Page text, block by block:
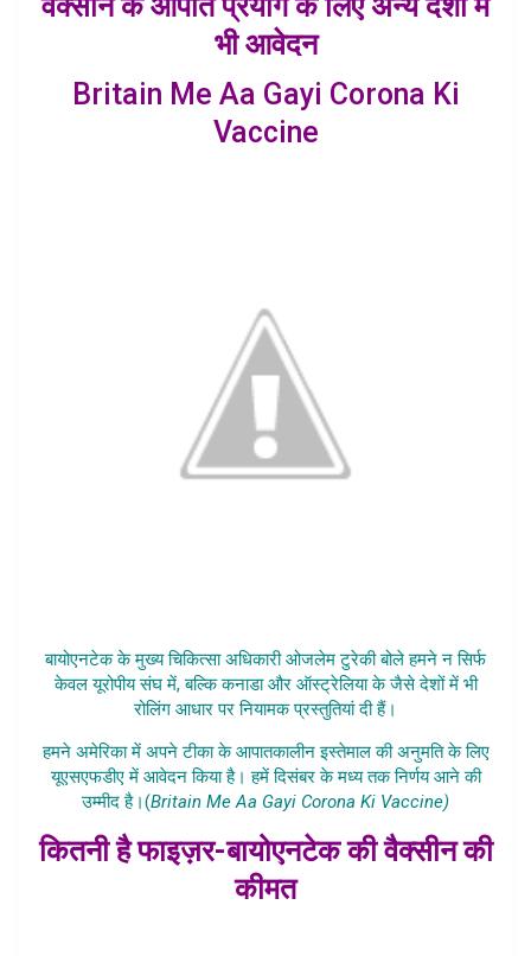
भी आवेदन
Britain Me Aa Gayi Corona Ki
Vaccine
बायोएनटेक के मुख्य चिकित्सा अधिकारी ओजलेम टुरेकी बोले हमने न सिर्फ
केवल यूरोपीय संघ में, बल्कि कनाडा और ऑस्ट्रेलिया के जैसे देशों में भी
रोलिंग आधार पर नियामक प्रस्तुतियां दी हैं।
हमने अमेरिका में अपने टीका के आपातकालीन इस्तेमाल की अनुमति के लिए
यूएसएफडीए में आवेदन किया है। हमें दिसंबर के मध्य तक निर्णय आने की
उम्मीद है।(Britain Me Aa Gayi Corona Ki Vaccine)
कितनी है फाइज़र-बायोएनटेक की वैक्सीन की
कीमत